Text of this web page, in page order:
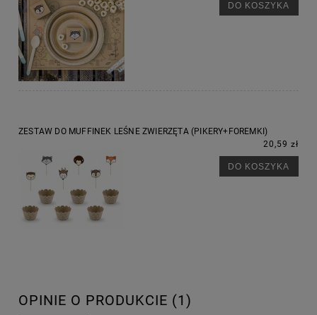
DO KOSZYKA
ZESTAW DO MUFFINEK LEŚNE ZWIERZĘTA (PIKERY+FOREMKI)
20,59 zł
DO KOSZYKA
OPINIE O PRODUKCIE (1)